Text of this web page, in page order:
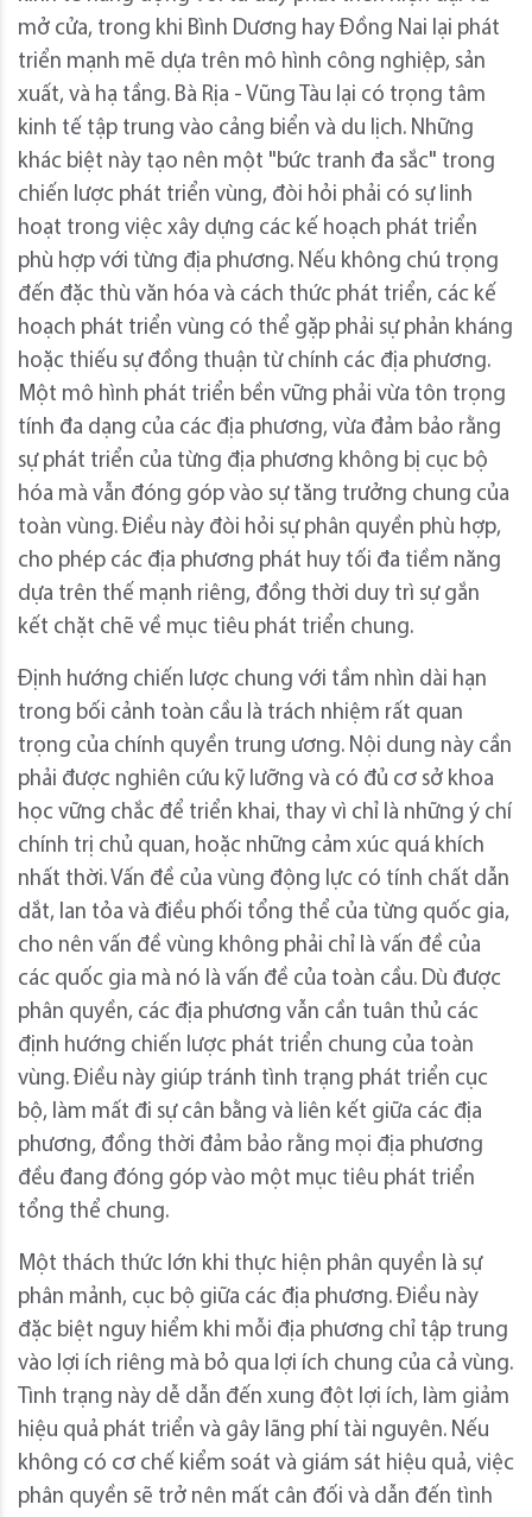
mở cửa, trong khi Bình Dương hay Đồng Nai lại phát
triển mạnh mẽ dựa trên mô hình công nghiệp, sản
xuất, và hạ tầng. Bà Rịa - Vũng Tàu lại có trọng tâm
kinh tế tập trung vào cảng biển và du lịch. Những
khác biệt này tạo nên một "bức tranh đa sắc" trong
chiến lược phát triển vùng, đòi hỏi phải có sự linh
hoạt trong việc xây dựng các kế hoạch phát triển
phù hợp với từng địa phương. Nếu không chú trọng
đến đặc thù văn hóa và cách thức phát triển, các kế
hoạch phát triển vùng có thể gặp phải sự phản kháng
hoặc thiếu sự đồng thuận từ chính các địa phương.
Một mô hình phát triển bền vững phải vừa tôn trọng
tính đa dạng của các địa phương, vừa đảm bảo rằng
sự phát triển của từng địa phương không bị cục bộ
hóa mà vẫn đóng góp vào sự tăng trưởng chung của
toàn vùng. Điều này đòi hỏi sự phân quyền phù hợp,
cho phép các địa phương phát huy tối đa tiềm năng
dựa trên thế mạnh riêng, đồng thời duy trì sự gắn
kết chặt chẽ về mục tiêu phát triển chung.
Định hướng chiến lược chung với tầm nhìn dài hạn
trong bối cảnh toàn cầu là trách nhiệm rất quan
trọng của chính quyền trung ương. Nội dung này cần
phải được nghiên cứu kỹ lưỡng và có đủ cơ sở khoa
học vững chắc để triển khai, thay vì chỉ là những ý chí
chính trị chủ quan, hoặc những cảm xúc quá khích
nhất thời. Vấn đề của vùng động lực có tính chất dẫn
dắt, lan tỏa và điều phối tổng thể của từng quốc gia,
cho nên vấn đề vùng không phải chỉ là vấn đề của
các quốc gia mà nó là vấn đề của toàn cầu. Dù được
phân quyền, các địa phương vẫn cần tuân thủ các
định hướng chiến lược phát triển chung của toàn
vùng. Điều này giúp tránh tình trạng phát triển cục
bộ, làm mất đi sự cân bằng và liên kết giữa các địa
phương, đồng thời đảm bảo rằng mọi địa phương
đều đang đóng góp vào một mục tiêu phát triển
tổng thể chung.
Một thách thức lớn khi thực hiện phân quyền là sự
phân mảnh, cục bộ giữa các địa phương. Điều này
đặc biệt nguy hiểm khi mỗi địa phương chỉ tập trung
vào lợi ích riêng mà bỏ qua lợi ích chung của cả vùng.
Tình trạng này dễ dẫn đến xung đột lợi ích, làm giảm
hiệu quả phát triển và gây lãng phí tài nguyên. Nếu
không có cơ chế kiểm soát và giám sát hiệu quả, việc
phân quyền sẽ trở nên mất cân đối và dẫn đến tình